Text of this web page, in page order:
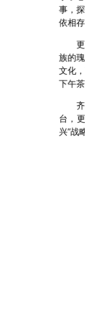
事，
依相
族的
文化
下午
台，
兴”战